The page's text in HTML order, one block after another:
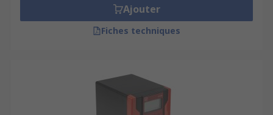
Ajouter
Fiches techniques